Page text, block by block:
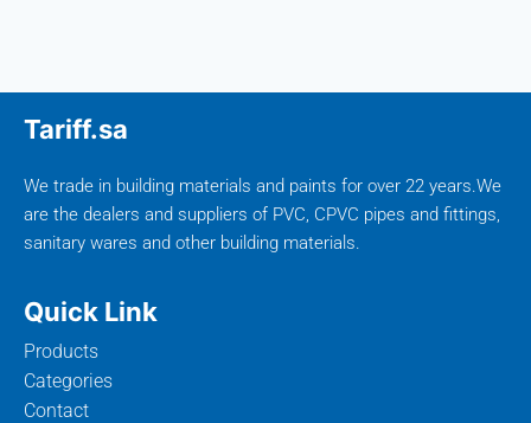
Tariff.sa
We trade in building materials and paints for over 22 years.We
are the dealers and suppliers of PVC, CPVC pipes and fittings,
sanitary wares and other building materials.
Quick Link
Products
Categories
Contact